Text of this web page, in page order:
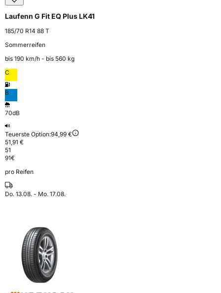
Laufenn G Fit EQ Plus LK41
185/70 R14 88 T
Sommerreifen
bis 190 km⁠/⁠h - bis 560 kg
C
B
70dB
Teuerste Option:94,99 €
51,91 €
51
91€
pro Reifen
Do. 13.08. - Mo. 17.08.